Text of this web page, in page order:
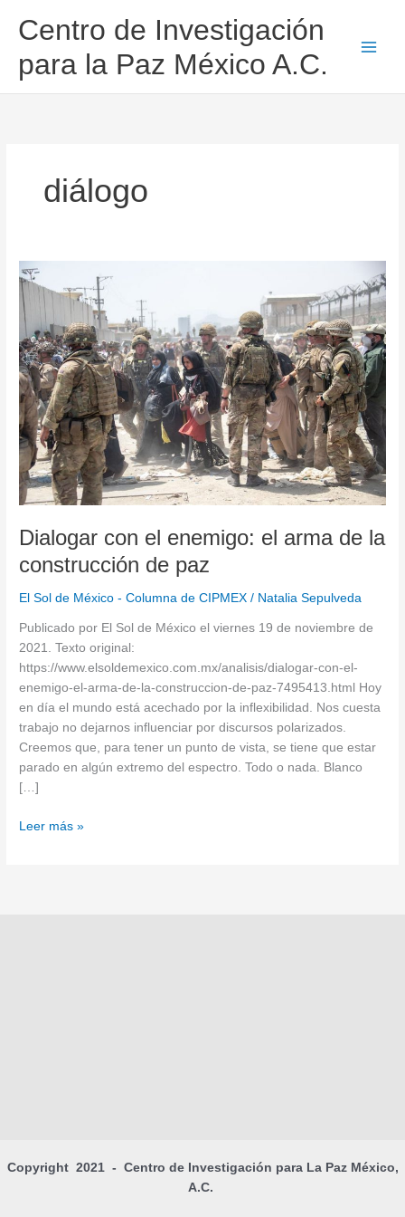
Centro de Investigación
para la Paz México A.C.
diálogo
Dialogar con el enemigo: el arma de la
construcción de paz
El Sol de México - Columna de CIPMEX / Natalia Sepulveda
Publicado por El Sol de México el viernes 19 de noviembre de
2021. Texto original:
https://www.elsoldemexico.com.mx/analisis/dialogar-con-el-
enemigo-el-arma-de-la-construccion-de-paz-7495413.html Hoy
en día el mundo está acechado por la inflexibilidad. Nos cuesta
trabajo no dejarnos influenciar por discursos polarizados.
Creemos que, para tener un punto de vista, se tiene que estar
parado en algún extremo del espectro. Todo o nada. Blanco
[…]
Dialogar
con
el
enemigo:
el
arma
de
la
construcción
de
paz
Leer más »
Copyright 2021 - Centro de Investigación para La Paz México,
A.C.